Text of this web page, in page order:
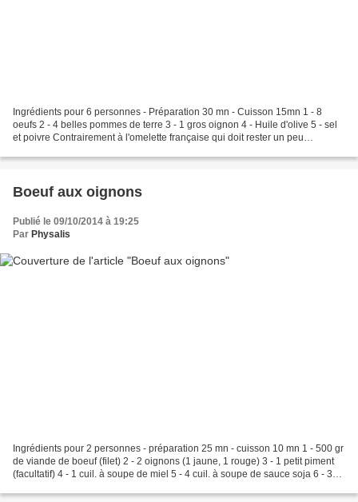
Ingrédients pour 6 personnes - Préparation 30 mn - Cuisson 15mn 1 - 8
oeufs 2 - 4 belles pommes de terre 3 - 1 gros oignon 4 - Huile d'olive 5 - sel
et poivre Contrairement à l'omelette française qui doit rester un peu
Boeuf aux oignons
Publié le 09/10/2014 à 19:25
Par Physalis
Ingrédients pour 2 personnes - préparation 25 mn - cuisson 10 mn 1 - 500 gr
de viande de boeuf (filet) 2 - 2 oignons (1 jaune, 1 rouge) 3 - 1 petit piment
(facultatif) 4 - 1 cuil. à soupe de miel 5 - 4 cuil. à soupe de sauce soja 6 - 3